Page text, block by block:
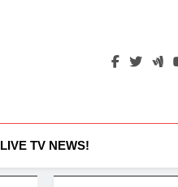
LIVE TV NEWS!